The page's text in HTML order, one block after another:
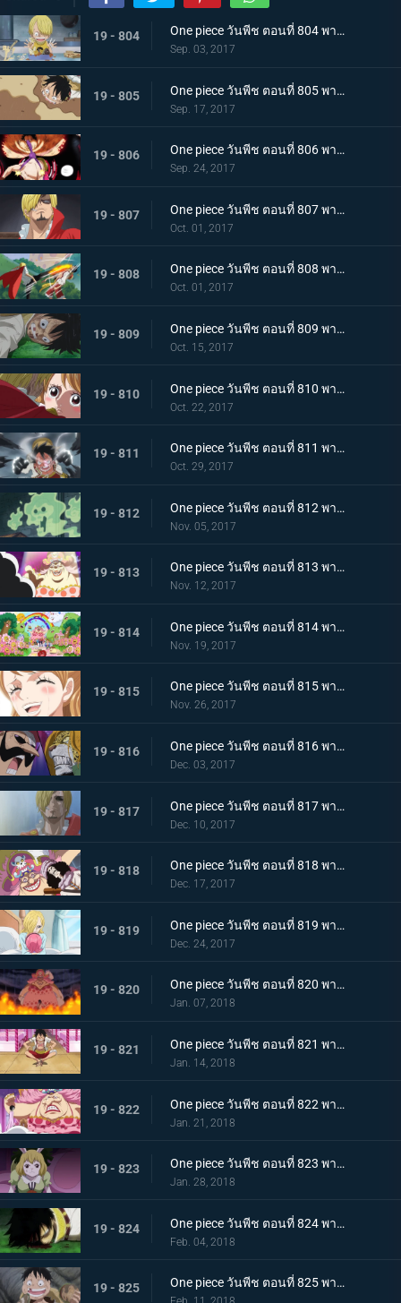
19 - 804 One piece วันพีช ตอนที่ 804 พากย์ไทย สู่อีสต์บลู ซันจิ ตัดสินใจออกเดินทาง
Sep. 03, 2017
19 - 805 One piece วันพีช ตอนที่ 805 พากย์ไทย ต่อสู้กับขีดจำกัด ลูฟี่กับบิสกิตที่ไม่ยอมหมด
Sep. 17, 2017
19 - 806 One piece วันพีช ตอนที่ 806 พากย์ไทย พลังเต็มอิ่ม เกียร์ 4 ใหม่ แทงก์แมน
Sep. 24, 2017
19 - 807 One piece วันพีช ตอนที่ 807 พากย์ไทย การต่อสู้ที่แสนเศร้า ลูฟี่ VS ซันจิ (ครึ่งแรก)
Oct. 01, 2017
19 - 808 One piece วันพีช ตอนที่ 808 พากย์ไทย การต่อสู้ที่แสนเศร้า ลูฟี่ VS ซันจิ (ครึ่งหลัง)
Oct. 01, 2017
19 - 809 One piece วันพีช ตอนที่ 809 พากย์ไทย พายุแห่งการแก้แค้น กองทัพที่โกรธเกรี้ยวบุกเข้าโจมตี
Oct. 15, 2017
19 - 810 One piece วันพีช ตอนที่ 810 พากย์ไทย สิ้นสุดการผจญภัย ข้อเสนอที่เด็ดเดี่ยวของซันจิ
Oct. 22, 2017
19 - 811 One piece วันพีช ตอนที่ 811 พากย์ไทย ฉันจะรอที่นี่ ลูฟี่ VS กองทัพพิโรธ
Oct. 29, 2017
19 - 812 One piece วันพีช ตอนที่ 812 พากย์ไทย บุกชาโต้ ชิงมาให้ได้ โรดโพเนกลิฟ
Nov. 05, 2017
19 - 813 One piece วันพีช ตอนที่ 813 พากย์ไทย เผชิญหน้าโชคชะตา ลูฟี่กับบิ๊กมัม
Nov. 12, 2017
19 - 814 One piece วันพีช ตอนที่ 814 พากย์ไทย เสียงเพรียกวิญญาณ ปฏิบัติการสายฟ้าแลบของบรู๊คกับเปโดร
Nov. 19, 2017
19 - 815 One piece วันพีช ตอนที่ 815 พากย์ไทย ลาก่อน การตัดสินใจทั้งน้ำตาของพุดดิ้ง
Nov. 26, 2017
19 - 816 One piece วันพีช ตอนที่ 816 พากย์ไทย เรื่องราวของตาซ้าย เปโดร VS บารอนทามาโกะ
Dec. 03, 2017
19 - 817 One piece วันพีช ตอนที่ 817 พากย์ไทย ก้นบุหรี่ คืนก่อนแต่งงานของซันจิ
Dec. 10, 2017
19 - 818 One piece วันพีช ตอนที่ 818 พากย์ไทย จิตวิญญาณที่มุ่งมั่น บรู๊ค VS บิ๊กมัม
Dec. 17, 2017
19 - 819 One piece วันพีช ตอนที่ 819 พากย์ไทย ความปรารถนาของโซรา ซันจิ ผลงานที่ล้มเหลวของเจอร์ม่า
Dec. 24, 2017
19 - 820 One piece วันพีช ตอนที่ 820 พากย์ไทย ไปหาซันจิ ลูฟี่ เอาคืนอย่างถึงลูกถึงคน
Jan. 07, 2018
19 - 821 One piece วันพีช ตอนที่ 821 พากย์ไทย ชาโตว์โกลาหล ลูฟี่ ไปสถานที่นัดหมาย
Jan. 14, 2018
19 - 822 One piece วันพีช ตอนที่ 822 พากย์ไทย ตัดสินใจจากลา ซันจิกับข้าวกล่องหมวกฟาง
Jan. 21, 2018
19 - 823 One piece วันพีช ตอนที่ 823 พากย์ไทย สี่จักรพรรดินอนพลิกตัวไปมา ปฏิบัติการช่วยบรู๊ค
Jan. 28, 2018
19 - 824 One piece วันพีช ตอนที่ 824 พากย์ไทย ที่ที่สัญญากัน ลูฟี่ ต่อสู้เกินขีดจำกัด
Feb. 04, 2018
19 - 825 One piece วันพีช ตอนที่ 825 พากย์ไทย คนโกหก ลูฟี่กับซันจิ